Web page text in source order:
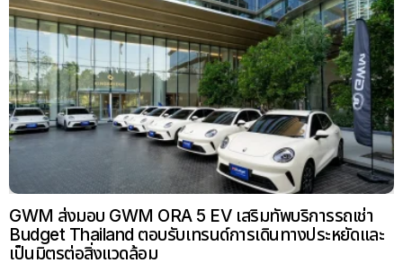
GWM ส่งมอบ GWM ORA 5 EV เสริมทัพบริการรถเช่า
Budget Thailand ตอบรับเทรนด์การเดินทางประหยัดและ
เป็นมิตรต่อสิ่งแวดล้อม